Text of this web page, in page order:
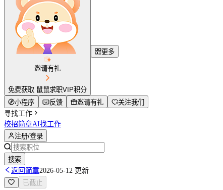
邀请有礼
免费获取 鼠鼠求职VIP积分
更多
小程序 反馈 邀请有礼
关注我们
寻找工作
校招简章AI找工作
注册/登录
搜索
返回简章2026-05-12 更新
已截止